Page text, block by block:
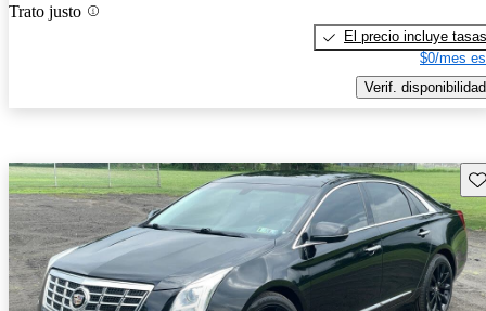
Trato justo
El precio incluye tasas
$0/mes
Verif. disponibilidad